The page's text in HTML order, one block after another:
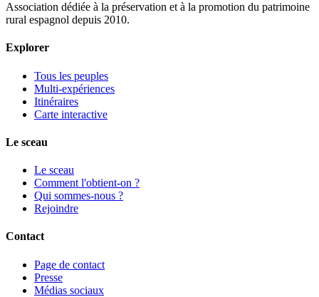
Association dédiée à la préservation et à la promotion du patrimoine
rural espagnol depuis 2010.
Explorer
Tous les peuples
Multi-expériences
Itinéraires
Carte interactive
Le sceau
Le sceau
Comment l'obtient-on ?
Qui sommes-nous ?
Rejoindre
Contact
Page de contact
Presse
Médias sociaux